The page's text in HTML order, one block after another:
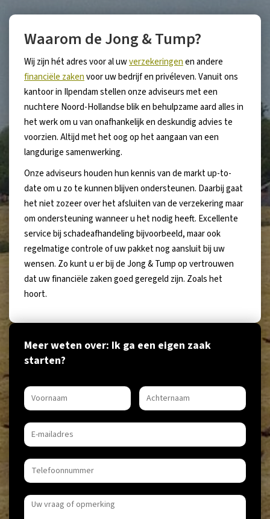
Waarom de Jong & Tump?
Wij zijn hét adres voor al uwverzekeringenen andere
financiële zakenvoor uw bedrijf en privéleven. Vanuit ons
kantoor in Ilpendam stellen onze adviseurs met een
nuchtere Noord-Hollandse blik en behulpzame aard alles in
het werk om u van onafhankelijk en deskundig advies te
voorzien. Altijd met het oog op het aangaan van een
langdurige samenwerking.
Onze adviseurs houden hun kennis van de markt up-to-
date om u zo te kunnen blijven ondersteunen. Daarbij gaat
het niet zozeer over het afsluiten van de verzekering maar
om ondersteuning wanneer u het nodig heeft. Excellente
service bij schadeafhandeling bijvoorbeeld, maar ook
regelmatige controle of uw pakket nog aansluit bij uw
wensen. Zo kunt u er bij de Jong & Tump op vertrouwen
dat uw financiële zaken goed geregeld zijn. Zoals het
hoort.
Meer weten over: Ik ga een eigen zaak
starten?